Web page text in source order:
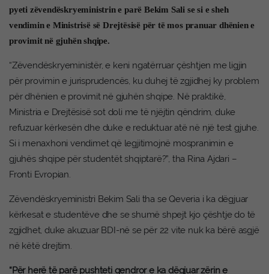
pyeti zëvendëskryeministrin e parë Bekim Sali se si e sheh
vendimin e Ministrisë së Drejtësisë për të mos pranuar dhënien e
provimit në gjuhën shqipe.
“Zëvendëskryeministër, e keni ngatërruar çështjen me ligjin
për provimin e jurisprudencës, ku duhej të zgjidhej ky problem
për dhënien e provimit në gjuhën shqipe. Në praktikë,
Ministria e Drejtësisë sot doli me të njëjtin qëndrim, duke
refuzuar kërkesën dhe duke e reduktuar atë në një test gjuhe.
Si i menaxhoni vendimet që legjitimojnë mospranimin e
gjuhës shqipe për studentët shqiptarë?”, tha Rina Ajdari –
Fronti Evropian.
Zëvendëskryeministri Bekim Sali tha se Qeveria i ka dëgjuar
kërkesat e studentëve dhe se shumë shpejt kjo çështje do të
zgjidhet, duke akuzuar BDI-në se për 22 vite nuk ka bërë asgjë
në këtë drejtim.
“Për herë të parë pushteti qendror e ka dëgjuar zërin e